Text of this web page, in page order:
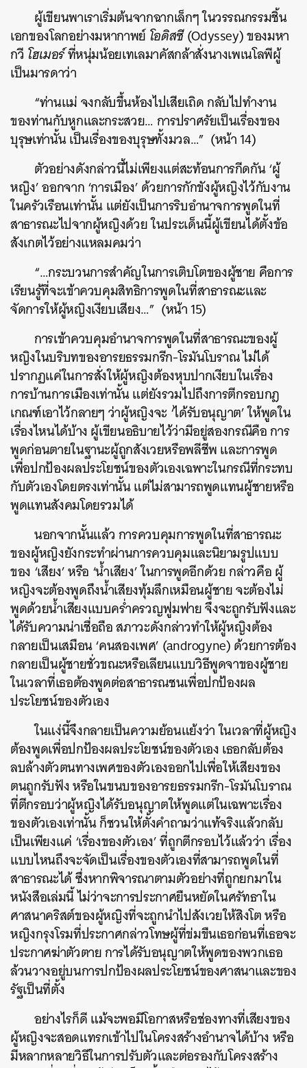
ผู้เขียนพาเราเริ่มต้นจากฉากเล็กๆ ในวรรณกรรมชิ้น
เอกของโลกอย่างมหากาพย์โอดิสซี(Odyssey) ของมหา
กวี โฮเมอร์ที่หนุ่มน้อยเทเลมาคัสกล้าสั่งนางเพเนโลพีผู้
เป็นมารดาว่า
“ท่านแม่ จงกลับขึ้นห้องไปเสียเถิด กลับไปทำงาน
ของท่านกับหูกและกระสวย… การปราศรัยเป็นเรื่องของ
บุรุษเท่านั้น เป็นเรื่องของบุรุษทั้งมวล…” (หน้า 14)
ตัวอย่างดังกล่าวนี้ไม่เพียงแต่สะท้อนการกีดกัน ‘ผู้
หญิง’ ออกจาก ‘การเมือง’ ด้วยการกักขังผู้หญิงไว้กับงาน
ในครัวเรือนเท่านั้น แต่ยังเป็นการริบอำนาจการพูดในที่
สาธารณะไปจากผู้หญิงด้วย ในประเด็นนี้ผู้เขียนได้ตั้งข้อ
สังเกตไว้อย่างแหลมคมว่า
“…กระบวนการสำคัญในการเติบโตของผู้ชาย คือการ
เรียนรู้ที่จะเข้าควบคุมสิทธิการพูดในที่สาธารณะและ
จัดการให้ผู้หญิงเงียบเสียง…” (หน้า 15)
การเข้าควบคุมอำนาจการพูดในที่สาธารณะของผู้
หญิงในบริบทของอารยธรรมกรีก-โรมันโบราณ ไม่ได้
ปรากฏแค่ในการสั่งให้ผู้หญิงต้องหุบปากเงียบในเรื่อง
การบ้านการเมืองเท่านั้น แต่ยังรวมไปถึงการตีกรอบกฎ
เกณฑ์เอาไว้กลายๆ ว่าผู้หญิงจะ ‘ได้รับอนุญาต’ ให้พูดใน
เรื่องไหนได้บ้าง ผู้เขียนอธิบายไว้ว่ามีอยู่สองกรณีคือ การ
พูดก่อนตายในฐานะผู้ถูกสังเวยหรือพลีชีพ และการพูด
เพื่อปกป้องผลประโยชน์ของตัวเองเฉพาะในกรณีที่กระทบ
กับตัวเองโดยตรงเท่านั้น แต่ไม่สามารถพูดแทนผู้ชายหรือ
พูดแทนสังคมโดยรวมได้
นอกจากนั้นแล้ว การควบคุมการพูดในที่สาธารณะ
ของผู้หญิงยังกระทำผ่านการควบคุมและนิยามรูปแบบ
ของ ‘เสียง’ หรือ ‘น้ำเสียง’ ในการพูดอีกด้วย กล่าวคือ ผู้
หญิงจะต้องพูดถึงน้ำเสียงทุ้มลึกเหมือนผู้ชาย จะต้องไม่
พูดด้วยน้ำเสียงแบบคร่ำครวญฟูมฟาย จึงจะถูกรับฟังและ
ได้รับความน่าเชื่อถือ สภาวะดังกล่าวทำให้ผู้หญิงต้อง
กลายเป็นเสมือน ‘คนสองเพศ’ (androgyne) ด้วยการต้อง
กลายเป็นผู้ชายชั่วขณะหรือเลียนแบบวิธีพูดจาของผู้ชาย
ในเวลาที่เธอต้องพูดต่อสาธารณชนเพื่อปกป้องผล
ประโยชน์ของตัวเอง
ในแง่นี้จึงกลายเป็นความย้อนแย้งว่า ในเวลาที่ผู้หญิง
ต้องพูดเพื่อปกป้องผลประโยชน์ของตัวเอง เธอกลับต้อง
ลบล้างตัวตนทางเพศของตัวเองออกไปเพื่อให้เสียงของ
ตนถูกรับฟัง หรือในขนบของอารยธรรมกรีก-โรมันโบราณ
ที่ตีกรอบว่าผู้หญิงได้รับอนุญาตให้พูดแต่ในเฉพาะเรื่อง
ของตัวเองเท่านั้น ก็ชวนให้ตั้งคำถามว่าแท้จริงแล้วกลับ
เป็นเพียงแค่ ‘เรื่องของตัวเอง’ ที่ถูกตีกรอบไว้แล้วว่า เรื่อง
แบบไหนถึงจะจัดเป็นเรื่องของตัวเองที่สามารถพูดในที่
สาธารณะได้ ซึ่งหากพิจารณาตามตัวอย่างที่ถูกยกมาใน
หนังสือเล่มนี้ ไม่ว่าจะการประกาศยืนหยัดในศรัทธาใน
ศาสนาคริสต์ของผู้หญิงที่จะถูกนำไปสังเวยให้สิงโต หรือ
หญิงกรุงโรมที่ประกาศกล่าวโทษผู้ที่ข่มขืนเธอก่อนที่เธอจะ
ประกาศฆ่าตัวตาย การได้รับอนุญาตให้พูดของพวกเธอ
ล้วนวางอยู่บนการปกป้องผลประโยชน์ของศาสนาและของ
รัฐเป็นที่ตั้ง
อย่างไรก็ดี แม้จะพอมีโอกาสหรือช่องทางที่เสียงของ
ผู้หญิงจะสอดแทรกเข้าไปในโครงสร้างอำนาจได้บ้าง หรือ
มีหลากหลายวิธีในการปรับตัวและต่อรองกับโครงสร้าง